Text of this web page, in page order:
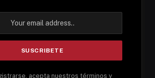
acepta nuestros términos y